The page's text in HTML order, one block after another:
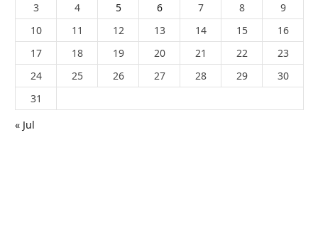
3
4 5 6 7 8
9
10
11 12 13 14 15
16
17
18 19 20 21 22
23
24
25 26 27 28 29
30
31
« Jul